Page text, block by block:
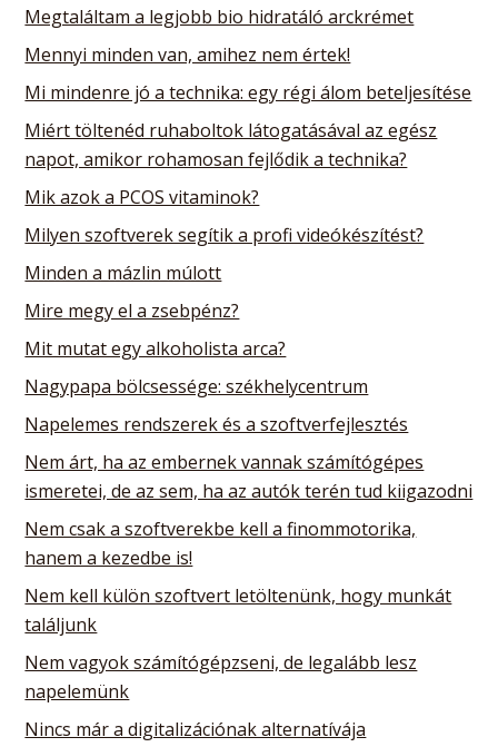
Megtaláltam a legjobb bio hidratáló arckrémet
Mennyi minden van, amihez nem értek!
Mi mindenre jó a technika: egy régi álom beteljesítése
Miért töltenéd ruhaboltok látogatásával az egész
napot, amikor rohamosan fejlődik a technika?
Mik azok a PCOS vitaminok?
Milyen szoftverek segítik a profi videókészítést?
Minden a mázlin múlott
Mire megy el a zsebpénz?
Mit mutat egy alkoholista arca?
Nagypapa bölcsessége: székhelycentrum
Napelemes rendszerek és a szoftverfejlesztés
Nem árt, ha az embernek vannak számítógépes
ismeretei, de az sem, ha az autók terén tud kiigazodni
Nem csak a szoftverekbe kell a finommotorika,
hanem a kezedbe is!
Nem kell külön szoftvert letöltenünk, hogy munkát
találjunk
Nem vagyok számítógépzseni, de legalább lesz
napelemünk
Nincs már a digitalizációnak alternatívája